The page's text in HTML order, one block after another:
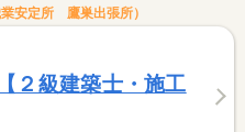
安定所 鷹巣出張所）
２級建築士・施工